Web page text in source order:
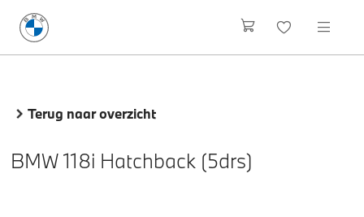
Terug naar overzicht
BMW 118i Hatchback (5drs)